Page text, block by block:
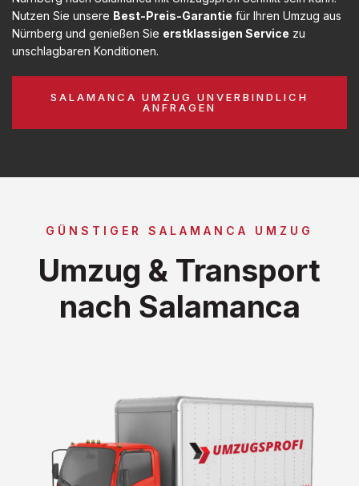
Nutzen Sie unsere Best-Preis-Garantie für Ihren Umzug aus
Nürnberg und genießen Sie erstklassigen Service zu
unschlagbaren Konditionen.
SALAMANCA UMZUG UNVERBINDLICH
ANFRAGEN
GÜNSTIGER SALAMANCA UMZUG
Umzug & Transport
nach Salamanca